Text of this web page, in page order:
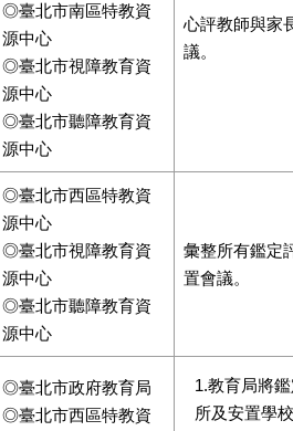
◎臺北市南區特教資
源中心
◎臺北市視障教育資
源中心
◎臺北市聽障教育資
源中心
心評教師與家
議。
◎臺北市西區特教資
源中心
◎臺北市視障教育資
源中心
◎臺北市聽障教育資
源中心
彙整所有鑑定
置會議。
◎臺北市政府教育局
◎臺北市西區特教資
1.教育局將
所及安置學